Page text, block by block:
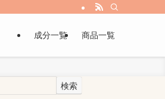
成分一覧 商品一覧
検索